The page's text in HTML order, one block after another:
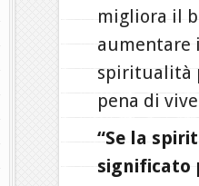
migliora il
aumentare
spiritualità
pena di
“Se la
significato